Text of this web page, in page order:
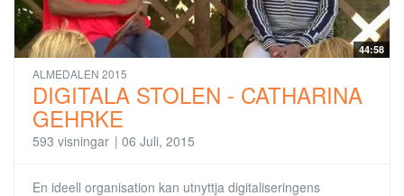
44:58
ALMEDALEN 2015
DIGITALA STOLEN - CATHARINA
GEHRKE
593 visningar | 06 Juli, 2015
En ideell organisation kan utnyttja digitaliseringens